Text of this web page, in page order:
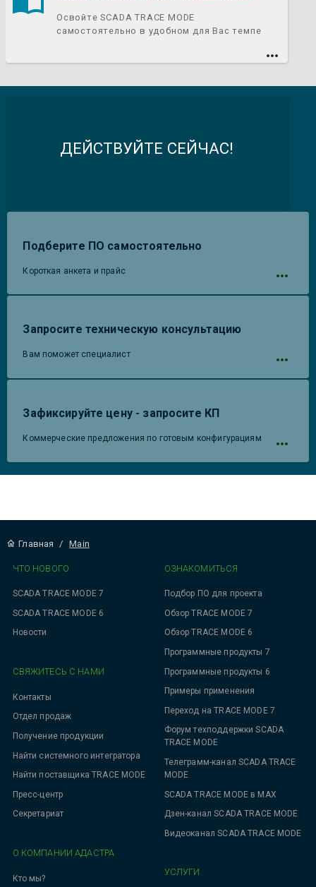
Освойте SCADA TRACE MODE
самостоятельно в удобном для Вас темпе
ДЕЙСТВУЙТЕ СЕЙЧАС!
Подберите ПО самостоятельно
Короткая анкета и прайс
Запросите техническую консультацию
Вам поможет специалист
Зафиксируйте цену - запросите КП
Коммерческие предложения по готовым конфигурациям
Главная / Main
ЧТО НОВОГО
SCADA TRACE MODE 7
SCADA TRACE MODE 6
Новости
ОЗНАКОМИТЬСЯ
Подбор ПО для проекта
Обзор TRACE MODE 7
Обзор TRACE MODE 6
Программные продукты 7
Программные продукты 6
Примеры применения
Переход на TRACE MODE 7
Форум техподдержки SCADA
TRACE MODE
Телеграмм-канал SCADA TRACE
MODE
SCADA TRACE MODE в MAX
Дзен-канал SCADA TRACE MODE
Видеоканал SCADA TRACE MODE
УСЛУГИ
СВЯЖИТЕСЬ С НАМИ
Контакты
Отдел продаж
Получение продукции
Найти системного интегратора
Найти поставщика TRACE MODE
Пресс-центр
Секретариат
О КОМПАНИИ АДАСТРА
Кто мы?